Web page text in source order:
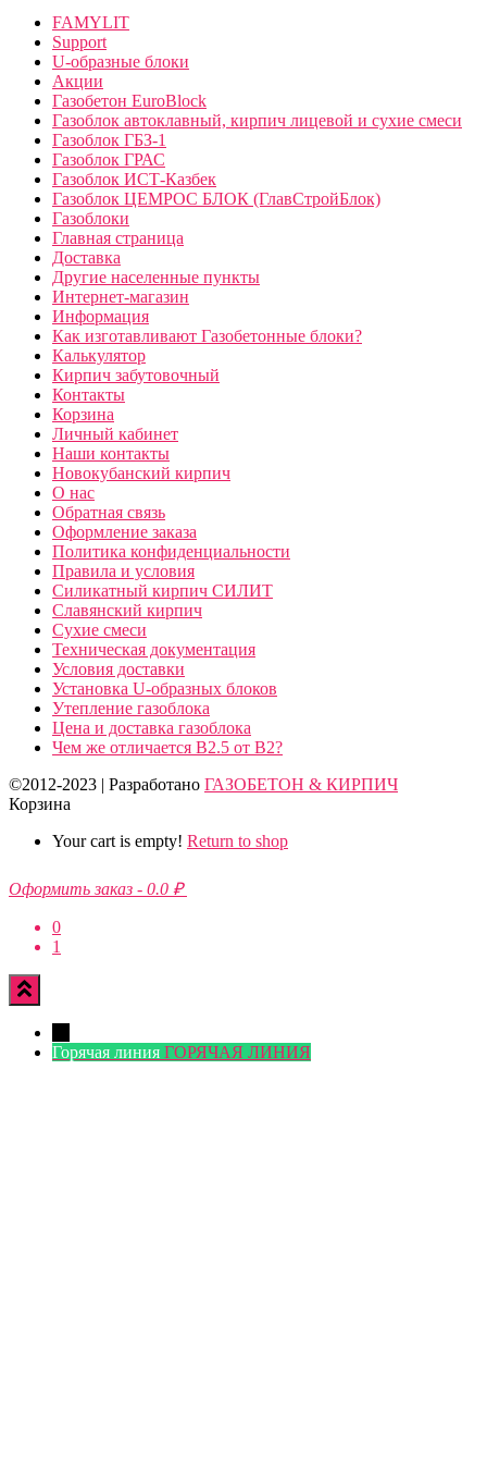
FAMYLIT
Support
U-образные блоки
Акции
Газобетон EuroBlock
Газоблок автоклавный, кирпич лицевой и сухие смеси
Газоблок ГБЗ-1
Газоблок ГРАС
Газоблок ИСТ-Казбек
Газоблок ЦЕМРОС БЛОК (ГлавСтройБлок)
Газоблоки
Главная страница
Доставка
Другие населенные пункты
Интернет-магазин
Информация
Как изготавливают Газобетонные блоки?
Калькулятор
Кирпич забутовочный
Контакты
Корзина
Личный кабинет
Наши контакты
Новокубанский кирпич
О нас
Обратная связь
Оформление заказа
Политика конфиденциальности
Правила и условия
Силикатный кирпич СИЛИТ
Славянский кирпич
Сухие смеси
Техническая документация
Условия доставки
Установка U-образных блоков
Утепление газоблока
Цена и доставка газоблока
Чем же отличается B2.5 от B2?
©2012-2023 | Разработано ГАЗОБЕТОН & КИРПИЧ
Корзина
Your cart is empty! Return to shop
Оформить заказ - 0.0 ₽
0
1
Горячая линия ГОРЯЧАЯ ЛИНИЯ